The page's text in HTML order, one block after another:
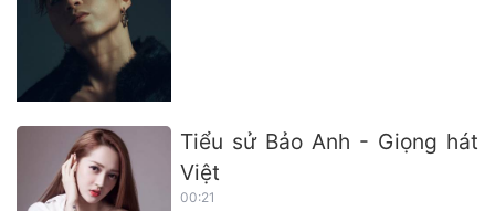
Tiểu sử Bảo Anh - Giọng hát
Việt
00:21